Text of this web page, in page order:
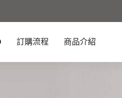
訂購流程 商品介紹